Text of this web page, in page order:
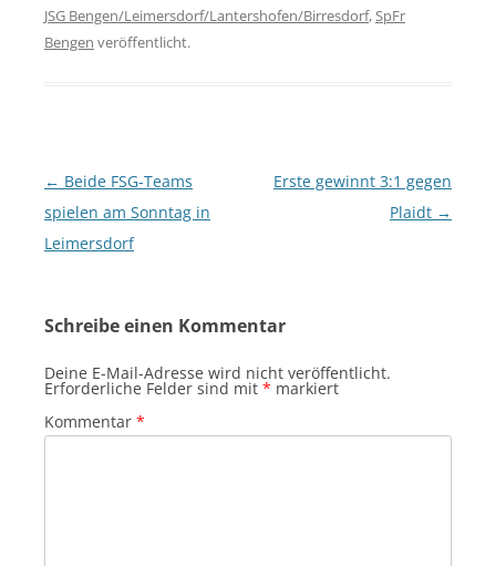
JSG Bengen/Leimersdorf/Lantershofen/Birresdorf,SpFr
Bengen veröffentlicht.
Beitragsnavigation
← Beide FSG-Teams
spielen am Sonntag in
Leimersdorf
Erste gewinnt 3:1 gegen
Plaidt →
Schreibe einen Kommentar
Deine E-Mail-Adresse wird nicht veröffentlicht.
Erforderliche Felder sind mit * markiert
Kommentar *